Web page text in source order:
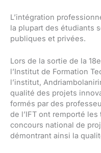
L’intégration
la plupart des étudiants
publiques et privées.
Lors de la sortie de la
l’Institut de Formation
l’institut,
qualité des projets
formés par des
de l’IFT ont remporté
concours national de
démontrant ainsi la